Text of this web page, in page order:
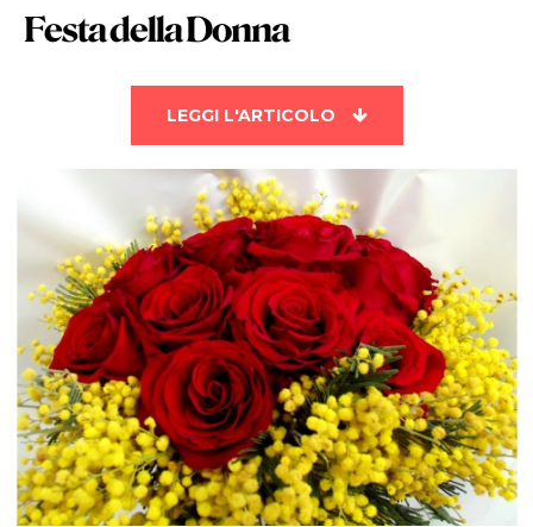
Festa della Donna
LEGGI L'ARTICOLO